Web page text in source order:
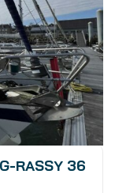
RASSY 36